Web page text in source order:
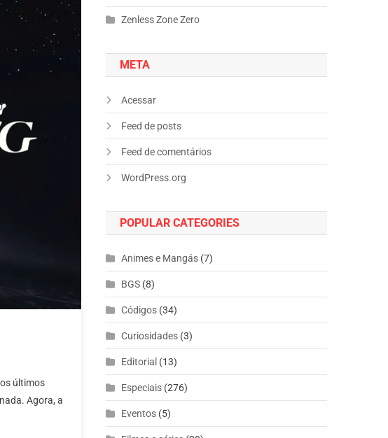
últimos
Agora, a
Zenless Zone Zero
META
Acessar
Feed de posts
Feed de comentários
WordPress.org
POPULAR CATEGORIES
Animes e Mangás (7)
BGS (8)
Códigos (34)
Curiosidades (3)
Editorial (13)
Especiais (276)
Eventos (5)